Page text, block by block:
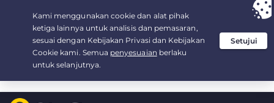
Your choice:The Best Dealfor 3.3333333333333-years at $
/month